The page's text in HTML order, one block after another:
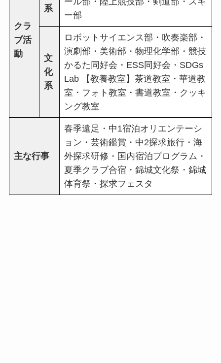
クラ
ブ活
動
系
ー部
文
化
系
ロボットサイエンス部・吹奏楽部・
演劇部・美術部・物理化学部・競技
かるた同好会・ESS同好会・SDGs
Lab 【教養教室】茶道教室・華道教
室・フォト教室・書道教室・クッキ
ング教室
主な行事
春季遠足・中1宿泊オリエンテーシ
ョン・芸術鑑賞・中2探求旅行・海
外探求研修・国内宿泊プログラム・
夏季クラブ合宿・錦城文化祭・錦城
体育祭・探求フェスタ